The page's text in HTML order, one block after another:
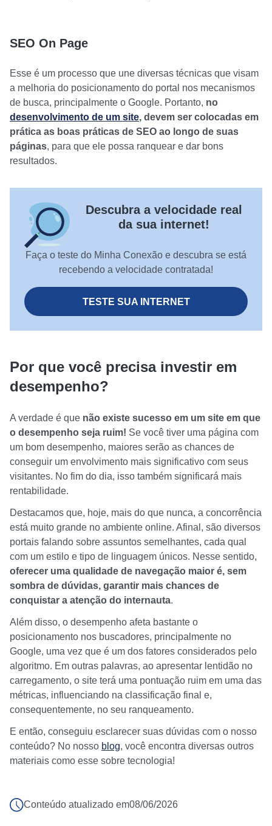
SEO On Page
Esse é um processo que une diversas técnicas que visam
a melhoria do posicionamento do portal nos mecanismos
de busca, principalmente o Google. Portanto, no
desenvolvimento de um site, devem ser colocadas em
prática as boas práticas de SEO ao longo de suas
páginas, para que ele possa ranquear e dar bons
resultados.
Descubra a velocidade real
da sua internet!
Faça o teste do Minha Conexão e descubra se está
recebendo a velocidade contratada!
TESTE SUA INTERNET
Por que você precisa investir em
desempenho?
A verdade é que não existe sucesso em um site em que
o desempenho seja ruim! Se você tiver uma página com
um bom desempenho, maiores serão as chances de
conseguir um envolvimento mais significativo com seus
visitantes. No fim do dia, isso também significará mais
rentabilidade.
Destacamos que, hoje, mais do que nunca, a concorrência
está muito grande no ambiente online. Afinal, são diversos
portais falando sobre assuntos semelhantes, cada qual
com um estilo e tipo de linguagem únicos. Nesse sentido,
oferecer uma qualidade de navegação maior é, sem
sombra de dúvidas, garantir mais chances de
conquistar a atenção do internauta.
Além disso, o desempenho afeta bastante o
posicionamento nos buscadores, principalmente no
Google, uma vez que é um dos fatores considerados pelo
algoritmo. Em outras palavras, ao apresentar lentidão no
carregamento, o site terá uma pontuação ruim em uma das
métricas, influenciando na classificação final e,
consequentemente, no seu ranqueamento.
E então, conseguiu esclarecer suas dúvidas com o nosso
conteúdo? No nosso blog, você encontra diversas outros
materiais como esse sobre tecnologia!
Conteúdo atualizado em08/06/2026